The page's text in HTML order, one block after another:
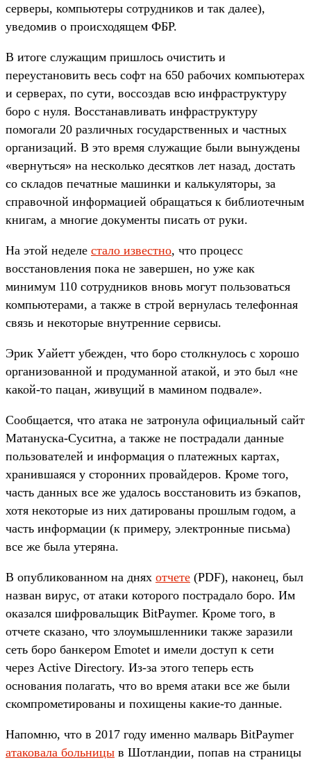
серверы, компьютеры сотрудников и так далее),
уведомив о происходящем ФБР.
В итоге служащим пришлось очистить и
переустановить весь софт на 650 рабочих компьютерах
и серверах, по сути, воссоздав всю инфраструктуру
боро с нуля. Восстанавливать инфраструктуру
помогали 20 различных государственных и частных
организаций. В это время служащие были вынуждены
«вернуться» на несколько десятков лет назад, достать
со складов печатные машинки и калькуляторы, за
справочной информацией обращаться к библиотечным
книгам, а многие документы писать от руки.
На этой неделе стало известно, что процесс
восстановления пока не завершен, но уже как
минимум 110 сотрудников вновь могут пользоваться
компьютерами, а также в строй вернулась телефонная
связь и некоторые внутренние сервисы.
Эрик Уайетт убежден, что боро столкнулось с хорошо
организованной и продуманной атакой, и это был «не
какой-то пацан, живущий в мамином подвале».
Сообщается, что атака не затронула официальный сайт
Матануска-Суситна, а также не пострадали данные
пользователей и информация о платежных картах,
хранившаяся у сторонних провайдеров. Кроме того,
часть данных все же удалось восстановить из бэкапов,
хотя некоторые из них датированы прошлым годом, а
часть информации (к примеру, электронные письма)
все же была утеряна.
В опубликованном на днях отчете (PDF), наконец, был
назван вирус, от атаки которого пострадало боро. Им
оказался шифровальщик BitPaymer. Кроме того, в
отчете сказано, что злоумышленники также заразили
сеть боро банкером Emotet и имели доступ к сети
через Active Directory. Из-за этого теперь есть
основания полагать, что во время атаки все же были
скомпрометированы и похищены какие-то данные.
Напомню, что в 2017 году именно малварь BitPaymer
атаковала больницы в Шотландии, попав на страницы